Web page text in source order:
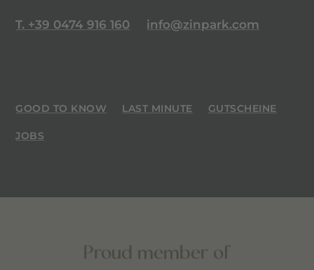
T. +39 0474 916 160 info@zinpark.com
GOOD TO KNOW LAST MINUTE GUTSCHEINE
JOBS
Proud member of